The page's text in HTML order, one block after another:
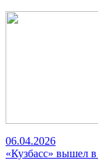
06.04.2026
«Кузбасс» вышел